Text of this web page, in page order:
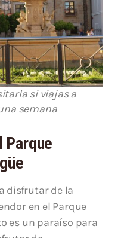
si viajas a
semana
Parque
disfrutar de la
en el Parque
es un paraíso para